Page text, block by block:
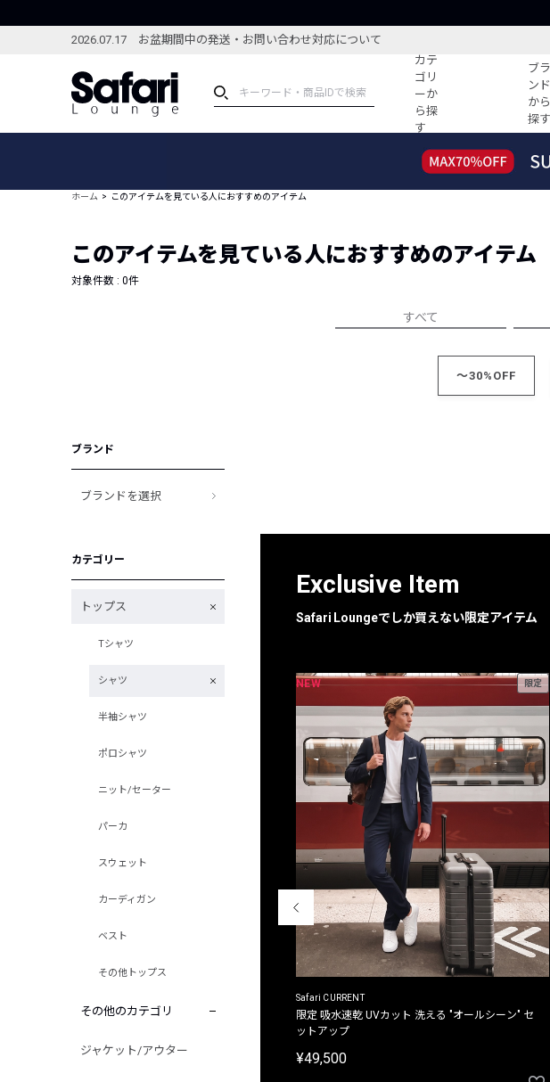
2026.07.17 お盆期間中の発送・お問い合わせ対応について
カテ
ゴリ
ーか
ら探
す
ブラ
ンド
から
探す
ブランドから探す
新着アイテム
編集部のおすすめアイテム
特集記事
コーディネート
すべての
ーデ紹介
人気記
ウィー
ホーム このアイテムを見ている人におすすめのアイテム
このアイテムを見ている人におすすめのアイテム
対象件数 : 0件
すべて
～30%OFF
ブランド
ブランドを選択
カテゴリー
トップス
Tシャツ
シャツ
半袖シャツ
ポロシャツ
ニット/セーター
パーカ
スウェット
カーディガン
ベスト
その他トップス
その他のカテゴリ
ジャケット/アウター
Exclusive Item
Safari Loungeでしか買えない限定アイテム
別注限定 フード付き チェックシャツジャケット
NEW 限定
Safari CURRENT
限定 吸水速乾 UVカット 洗える "オールシーン" セ
ットアップ
¥49,500